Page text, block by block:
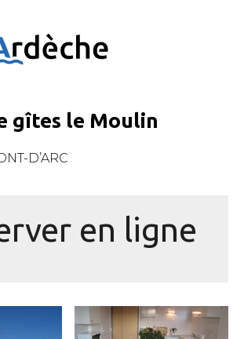
gîtes le Moulin
D’ARC
en ligne